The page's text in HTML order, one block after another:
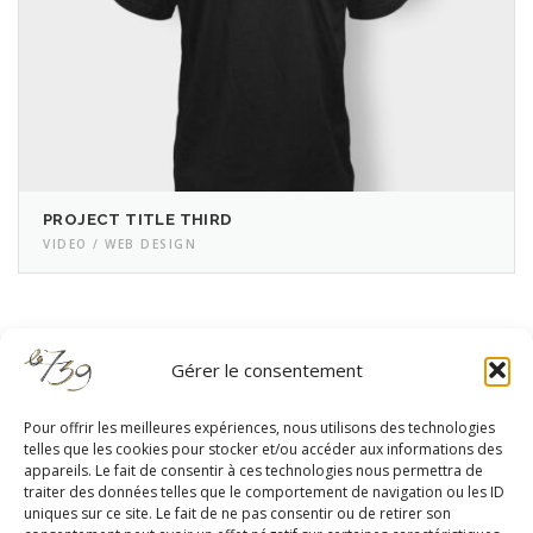
Gérer le consentement
Pour offrir les meilleures expériences, nous utilisons des technologies
telles que les cookies pour stocker et/ou accéder aux informations des
appareils. Le fait de consentir à ces technologies nous permettra de
traiter des données telles que le comportement de navigation ou les ID
uniques sur ce site. Le fait de ne pas consentir ou de retirer son
PROJECT TITLE THIRD
VIDEO / WEB DESIGN
RESTEZ À JOUR